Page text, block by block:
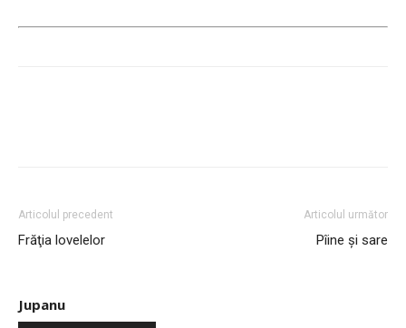
Articolul precedent
Frăţia lovelelor
Articolul următor
Pîine şi sare
Jupanu